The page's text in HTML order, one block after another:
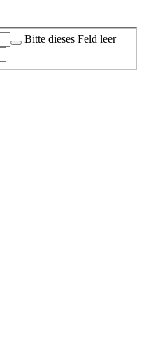
Bitte dieses Feld leer